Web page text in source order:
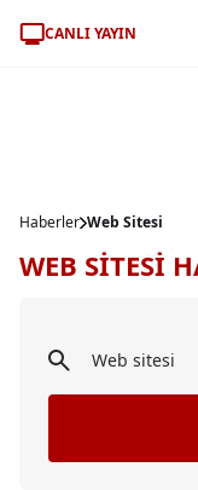
CANLI YAYIN
Haberler Web Sitesi
WEB SİTESİ